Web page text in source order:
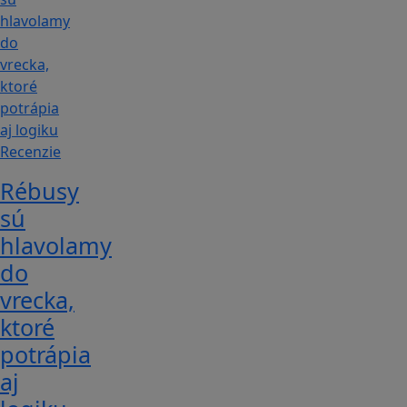
Recenzie
Rébusy
sú
hlavolamy
do
vrecka,
ktoré
potrápia
aj